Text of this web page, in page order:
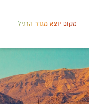
מקום יוצא מגדר הרגיל